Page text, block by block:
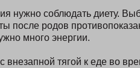
нужно соблюдать диету.
после родов
много энергии.
внезапной тягой к еде во